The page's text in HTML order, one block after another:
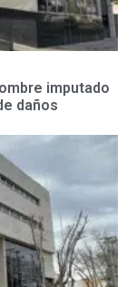
imputado
daños